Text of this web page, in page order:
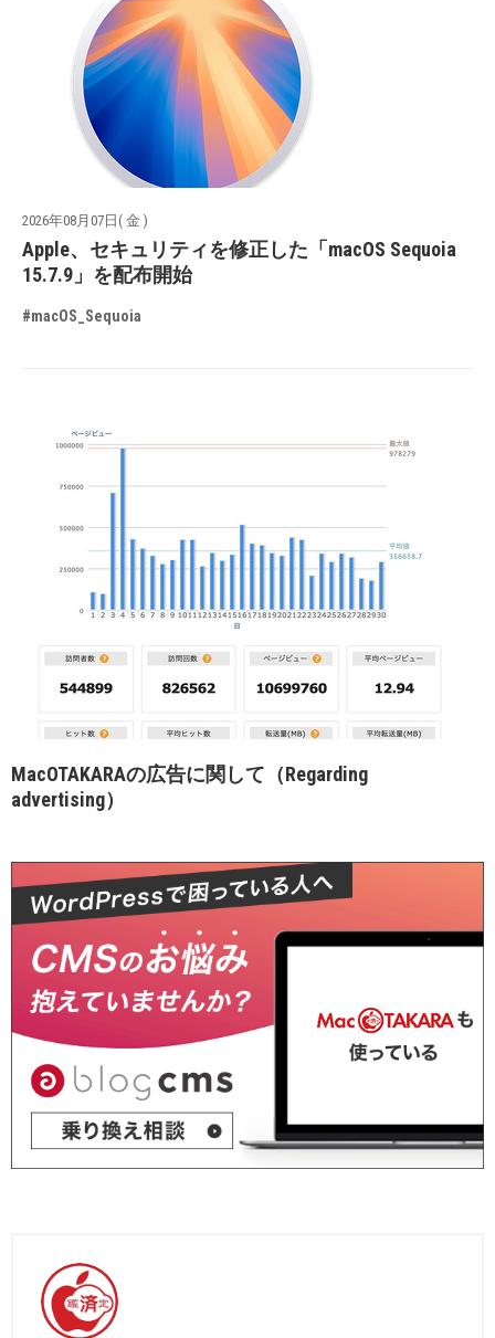
2026年08月07日( 金 )
Apple、セキュリティを修正した「macOS Sequoia
15.7.9」を配布開始
#macOS_Sequoia
MacOTAKARAの広告に関して（Regarding
advertising）